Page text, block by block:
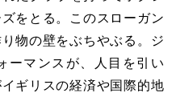
をとる。このスローガン
物の壁をぶちやぶる。ジ
ーマンスが、人目を引い
ギリスの経済や国際的地